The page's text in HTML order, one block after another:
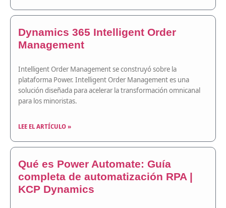
Dynamics 365 Intelligent Order
Management
Intelligent Order Management se construyó sobre la
plataforma Power. Intelligent Order Management es una
solución diseñada para acelerar la transformación omnicanal
para los minoristas.
LEE EL ARTÍCULO »
Qué es Power Automate: Guía
completa de automatización RPA |
KCP Dynamics